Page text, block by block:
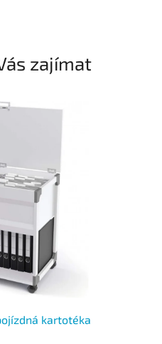
zajímat
kartotéka